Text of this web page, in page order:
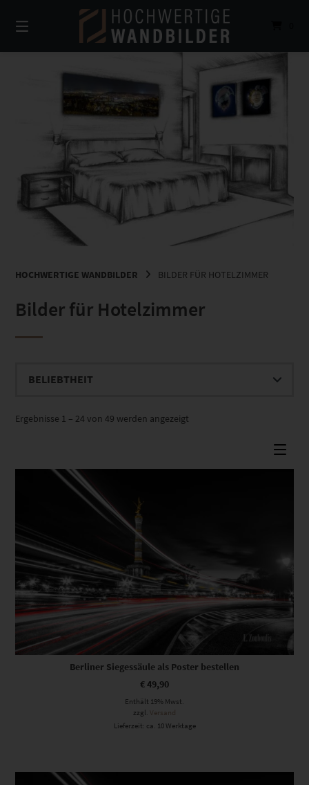
zum
Inhalt
HOCHWERTIGE WANDBILDER BILDER FÜR HOTELZIMMER
Bilder für Hotelzimmer
Ergebnisse 1 – 24 von 49 werden angezeigt
Berliner Siegessäule als Poster bestellen
€49,90
Enthält 19% Mwst.
zzgl. Versand
Lieferzeit: ca. 10 Werktage
Dieses Produkt weist mehrere Varianten auf. Die Optionen können auf der Produktseite gewählt werden